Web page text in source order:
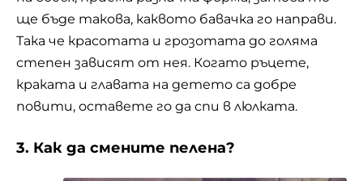
ще бъде такова, каквото бавачка го направи.
Така че красотата и грозотата до голяма
степен зависят от нея. Когато ръцете,
краката и главата на детето са добре
повити, оставете го да спи в люлката.
3. Как да смените пелена?